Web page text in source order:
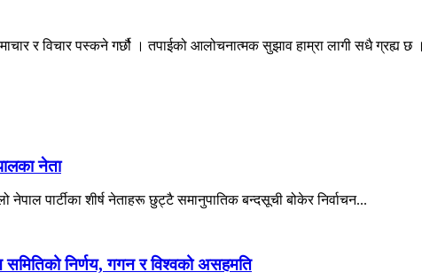
र विचार पस्कने गर्छौ । तपाईको आलोचनात्मक सुझाव हाम्रा लागी सधै ग्रह्य
नेता
नेपाल पार्टीका शीर्ष नेताहरू छुट्टै समानुपातिक बन्दसूची बोकेर निर्वाचन...
निर्णय, गगन र विश्वको असहमति